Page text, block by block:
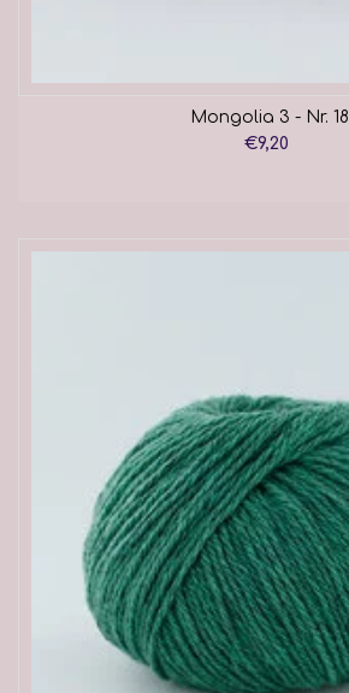
Mongolia 3 - Nr. 18
€9,20